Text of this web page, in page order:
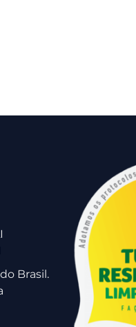
Brasil.